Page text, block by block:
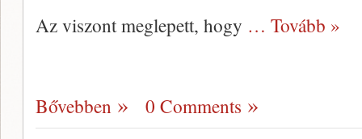
Az viszont meglepett, hogy … Tovább »
Bővebben 0 Comments